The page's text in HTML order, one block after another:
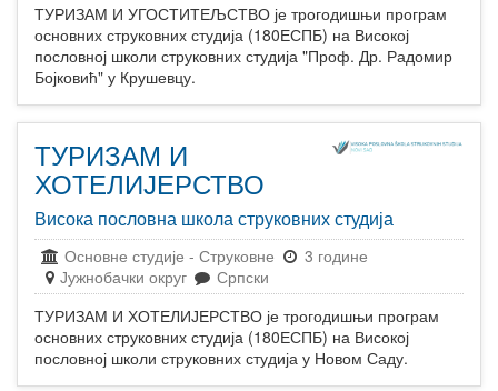
ТУРИЗАМ И УГОСТИТЕЉСТВО је трогодишњи програм
основних струковних студија (180ЕСПБ) на Високој
пословној школи струковних студија "Проф. Др. Радомир
Бојковић" у Крушевцу.
ТУРИЗАМ И
ХОТЕЛИЈЕРСТВО
Висока пословна школа струковних студија
Основне студије - Струковне
3 године
Јужнобачки округ
Српски
ТУРИЗАМ И ХОТЕЛИЈЕРСТВО је трогодишњи програм
основних струковних студија (180ЕСПБ) на Високој
пословној школи струковних студија у Новом Саду.